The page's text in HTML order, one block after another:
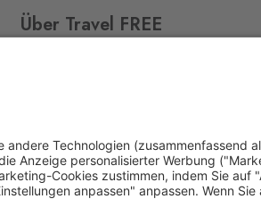
Über Travel FREE